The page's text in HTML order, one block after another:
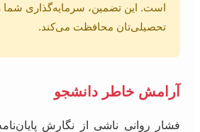
است. این تضمین، سرمایه‌گذاری شما
تحصیلی‌تان محافظت می‌کند.
آرامش خاطر دانشجو
فشار روانی ناشی از نگارش